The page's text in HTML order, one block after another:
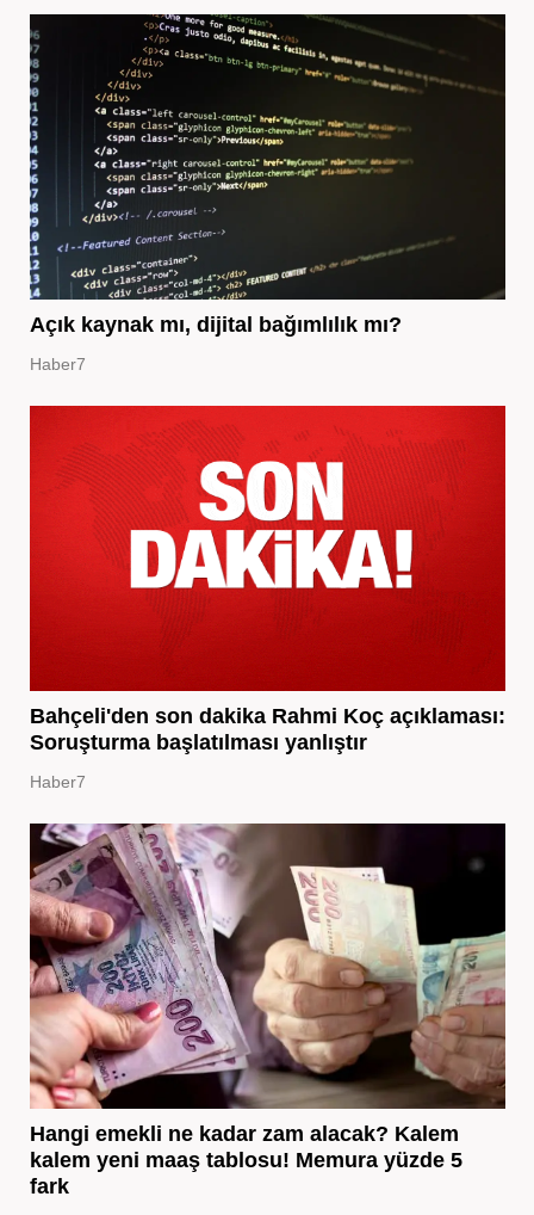
Açık kaynak mı, dijital bağımlılık mı?
Haber7
Bahçeli'den son dakika Rahmi Koç açıklaması:
Soruşturma başlatılması yanlıştır
Haber7
Hangi emekli ne kadar zam alacak? Kalem
kalem yeni maaş tablosu! Memura yüzde 5
fark